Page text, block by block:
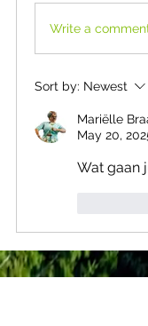
Write a
Sort by: Newest
Mariëlle
May 20,
Wat gaan